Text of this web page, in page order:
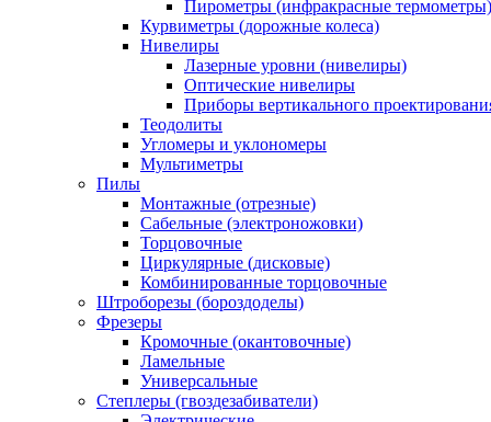
Пирометры (инфракрасные термометры)
Курвиметры (дорожные колеса)
Нивелиры
Лазерные уровни (нивелиры)
Оптические нивелиры
Приборы вертикального
Теодолиты
Угломеры и уклономеры
Мультиметры
Пилы
Монтажные (отрезные)
Сабельные (электроножовки)
Торцовочные
Циркулярные (дисковые)
Комбинированные торцовочные
Штроборезы (бороздоделы)
Фрезеры
Кромочные (окантовочные)
Ламельные
Универсальные
Степлеры (гвоздезабиватели)